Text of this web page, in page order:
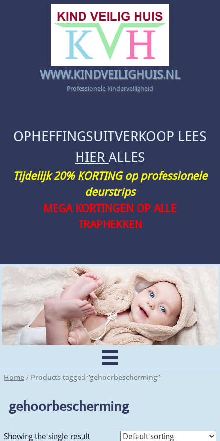
Home / Products tagged “gehoorbescherming”
gehoorbescherming
Showing the single result
WWW.KINDVEILIGHUIS.NL
Professionele Kinderveiligheid
OPHEFFINGSUITVERKOOP LEES
HIER ALLES
Tijdelijk 20% KORTING op professionele
deurstrips
MEGA KORTINGEN OP ALLE
TRAPHEKKEN